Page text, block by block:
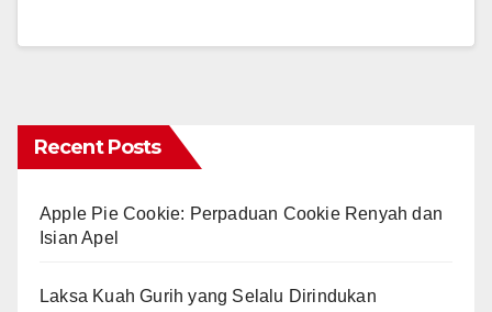
Recent Posts
Apple Pie Cookie: Perpaduan Cookie Renyah dan
Isian Apel
Laksa Kuah Gurih yang Selalu Dirindukan